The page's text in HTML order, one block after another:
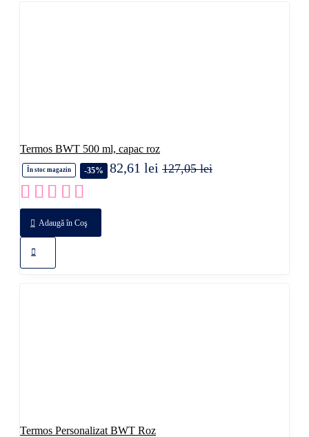
Termos BWT 500 ml, capac roz
În stoc magazin -35% 82,61 lei 127,05 lei
Adaugă în Coş
Termos Personalizat BWT Roz